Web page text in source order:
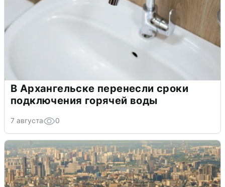
В Архангельске перенесли сроки
подключения горячей воды
7 августа 0